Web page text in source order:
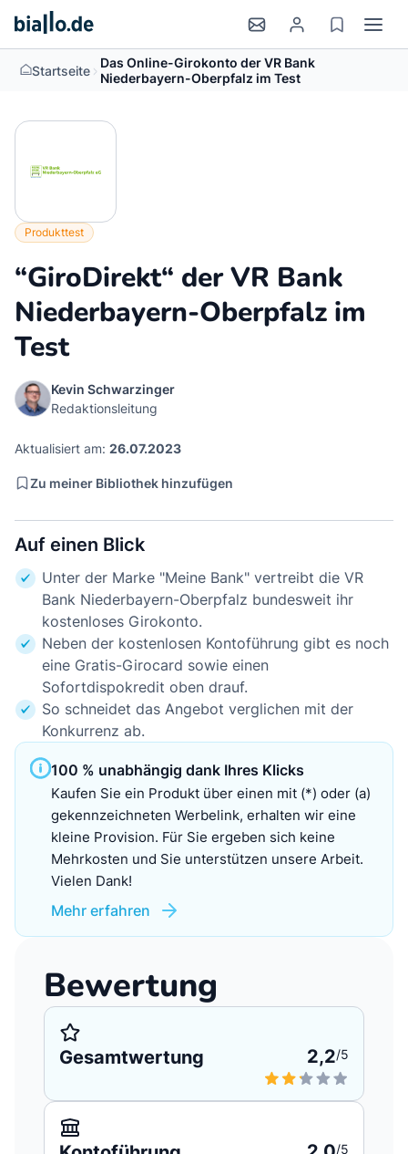
Startseite > Das Online-Girokonto der VR Bank
Niederbayern-Oberpfalz im Test
Produkttest
“GiroDirekt“ der VR Bank
Niederbayern-Oberpfalz im
Test
Kevin Schwarzinger
Redaktionsleitung
Aktualisiert am: 26.07.2023
Zu meiner Bibliothek hinzufügen
Auf einen Blick
Unter der Marke "Meine Bank" vertreibt die VR
Bank Niederbayern-Oberpfalz bundesweit ihr
kostenloses Girokonto.
Neben der kostenlosen Kontoführung gibt es noch
eine Gratis-Girocard sowie einen
Sofortdispokredit oben drauf.
So schneidet das Angebot verglichen mit der
Konkurrenz ab.
100 % unabhängig dank Ihres Klicks
Kaufen Sie ein Produkt über einen mit (*) oder (a)
gekennzeichneten Werbelink, erhalten wir eine
kleine Provision. Für Sie ergeben sich keine
Mehrkosten und Sie unterstützen unsere Arbeit.
Vielen Dank!
Mehr erfahren
Bewertung
Gesamtwertung 2,2/5
/5